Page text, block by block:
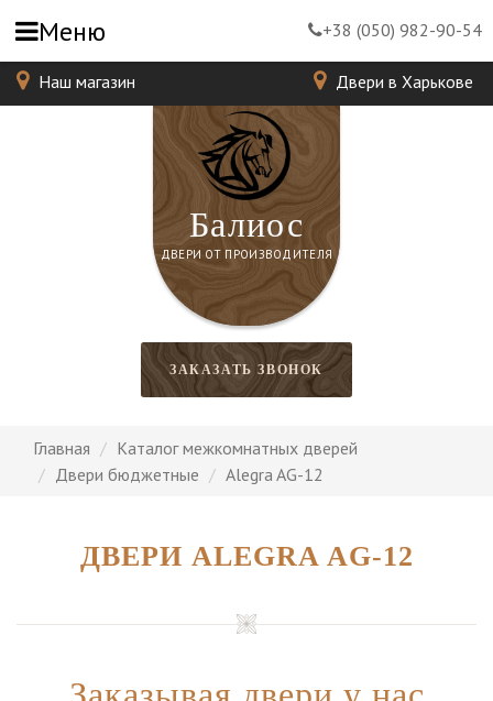
Балиос
ДВЕРИ ОТ ПРОИЗВОДИТЕЛЯ
Наш магазин Двери в Харькове
ЗАКАЗАТЬ ЗВОНОК
Главная
Каталог межкомнатных дверей
Двери бюджетные
Alegra AG-12
ДВЕРИ ALEGRA AG-12
Меню +38 (050) 982-90-54